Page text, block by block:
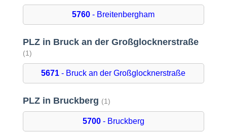
5760 - Breitenbergham
PLZ in Bruck an der Großglocknerstraße
(1)
5671 - Bruck an der Großglocknerstraße
PLZ in Bruckberg (1)
5700- Bruckberg